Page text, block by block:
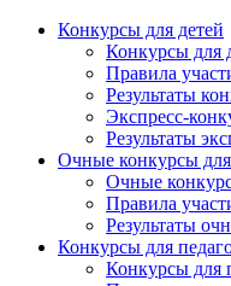
Конкурсы для детей
Конкурсы для
Правила
Результаты
Экспресс-
Результаты
Очные конкурсы для
Очные
Правила
Результаты
Конкурсы для
Конкурсы для